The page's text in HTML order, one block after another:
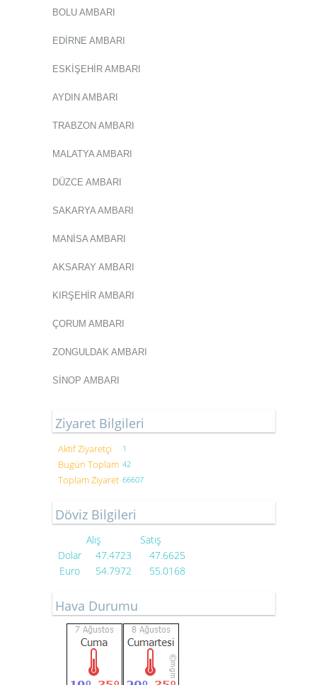
BOLU AMBARI
EDİRNE AMBARI
ESKİŞEHİR AMBARI
AYDIN AMBARI
TRABZON AMBARI
MALATYA AMBARI
DÜZCE AMBARI
SAKARYA AMBARI
MANİSA AMBARI
AKSARAY AMBARI
KIRŞEHİR AMBARI
ÇORUM AMBARI
ZONGULDAK AMBARI
SİNOP AMBARI
Ziyaret Bilgileri
Aktif Ziyaretçi 1
Bugün Toplam 42
Toplam Ziyaret 66607
Döviz Bilgileri
Alış
Satış
Dolar
47.4723
47.6625
Euro
54.7972 55.0168
Hava Durumu